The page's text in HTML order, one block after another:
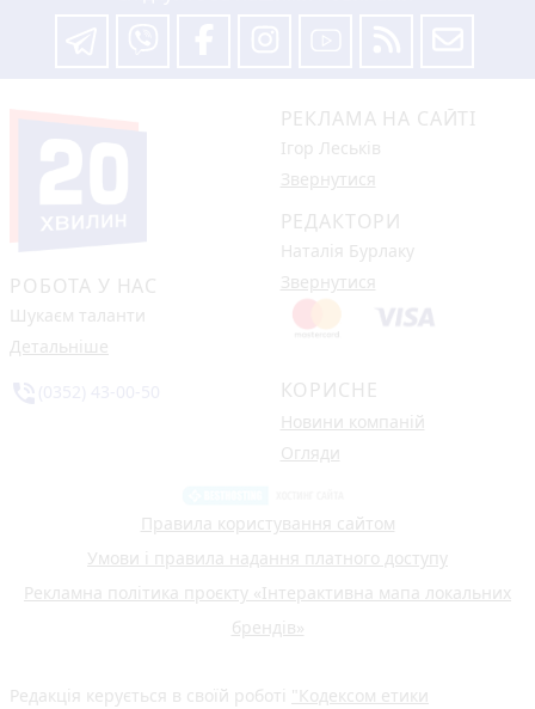
РОБОТА У НАС
Шукаєм таланти
Детальніше
РЕКЛАМА НА САЙТІ
Ігор Леськів
Звернутися
РЕДАКТОРИ
Наталія Бурлаку
Звернутися
КОРИСНЕ
Новини компаній
Огляди
Правила користування сайтом
Умови і правила надання платного доступу
Рекламна політика проєкту «Інтерактивна мапа локальних
брендів»
Редакція керується в своїй роботі "Кодексом етики